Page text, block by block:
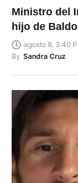
Ministro del
hijo de
agosto 8, 3:40
By Sandra Cruz